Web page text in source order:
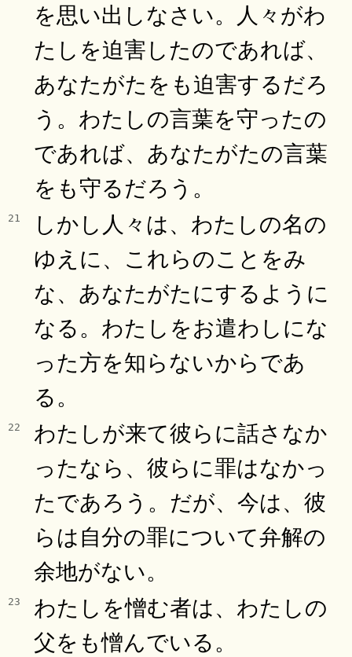
を思い出しなさい。人々がわ
たしを迫害したのであれば、
あなたがたをも迫害するだろ
う。わたしの言葉を守ったの
であれば、あなたがたの言葉
をも守るだろう。
21
しかし人々は、わたしの名の
ゆえに、これらのことをみ
な、あなたがたにするように
なる。わたしをお遣わしにな
った方を知らないからであ
る。
22
わたしが来て彼らに話さなか
ったなら、彼らに罪はなかっ
たであろう。だが、今は、彼
らは自分の罪について弁解の
余地がない。
23
わたしを憎む者は、わたしの
父をも憎んでいる。